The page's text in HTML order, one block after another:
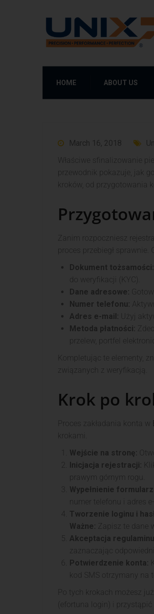
HOME ABOUT US
March 16, 2018
Właściwe sfinalizowanie
przewodnik pokazuje, jak
kroków, od przygotowania
Zanim rozpoczniesz
proces przebiegł sprawnie.
Dokument tożsamości:
do weryfikacji (KYC).
Dane adresowe:
Numer telefonu:
Adres e-mail:
Użyj
Metoda płatności:
przelew, portfel
Kompletując te elementy,
związanych z weryfikacją.
Krok po
Proces zakładania konta w
krokami.
Wejście na stronę:
Inicjacja rejestracji:
prawym górnym rogu.
Wypełnienie
numer telefonu i adres
Tworzenie loginu i
Ważne:
Zapisz te dane
Akceptacja regulaminu:
zaznaczając
Potwierdzenie konta:
kod SMS otrzymany na
Po tych krokach możesz
(efortuna login) i